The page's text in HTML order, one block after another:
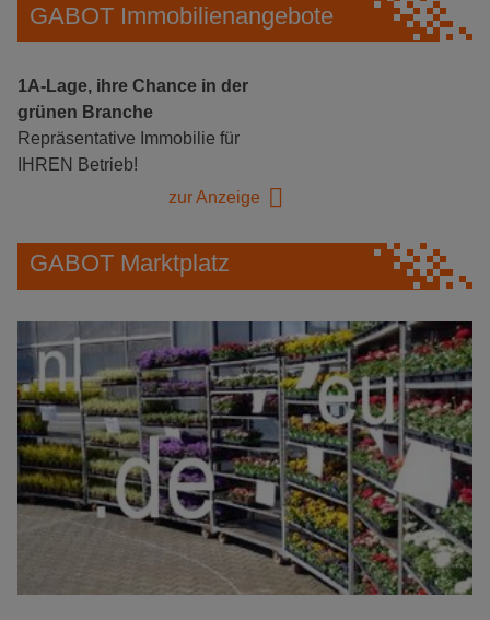
GABOT Immobilienangebote
1A-Lage, ihre Chance in der
grünen Branche
Repräsentative Immobilie für
IHREN Betrieb!
zur Anzeige
GABOT Marktplatz